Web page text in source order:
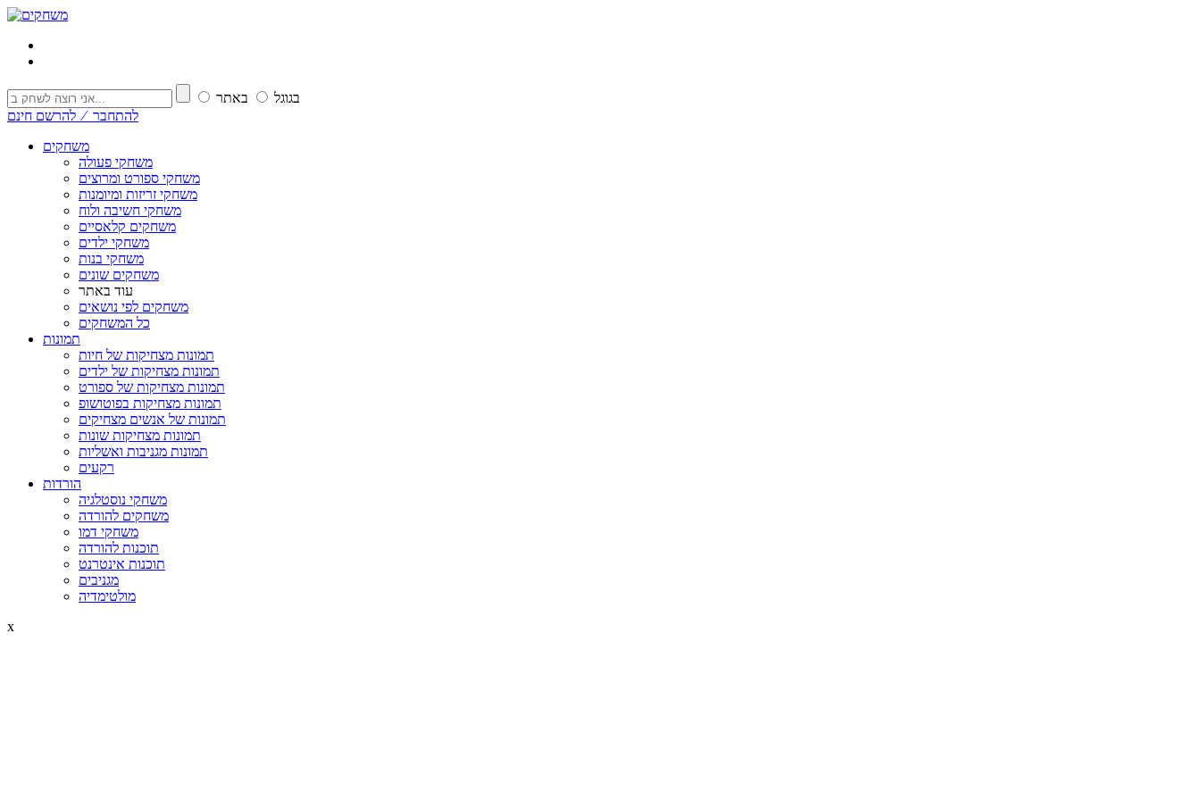
בגוגל
באתר
להתחבר ⁄ להרשם חינם
משחקים
משחקי פעולה
משחקי ספורט ומרוצים
משחקי זריזות ומיומנות
משחקי חשיבה ולוח
משחקים קלאסיים
משחקי ילדים
משחקי בנות
משחקים שונים
עוד באתר
משחקים לפי נושאים
כל המשחקים
תמונות
תמונות מצחיקות של חיות
תמונות מצחיקות של ילדים
תמונות מצחיקות של ספורט
תמונות מצחיקות בפוטושופ
תמונות של אנשים מצחיקים
תמונות מצחיקות שונות
תמונות מגניבות ואשליות
רקעים
הורדות
משחקי נוסטלגיה
משחקים להורדה
משחקי דמו
תוכנות להורדה
תוכנות אינטרנט
מגניבים
מולטימדיה
x